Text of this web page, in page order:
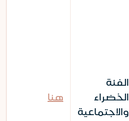
هنا
الفئة
الخضراء
والاجتماعية